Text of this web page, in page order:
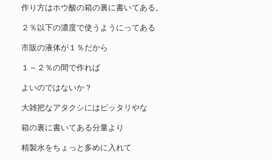
作り方はホウ酸の箱の裏に書いてある。
２％以下の濃度で使うようにってある
市販の液体が１％だから
１～２％の間で作れば
よいのではないか？
大雑把なアタクシにはピッタリやな
箱の裏に書いてある分量より
精製水をちょっと多めに入れて